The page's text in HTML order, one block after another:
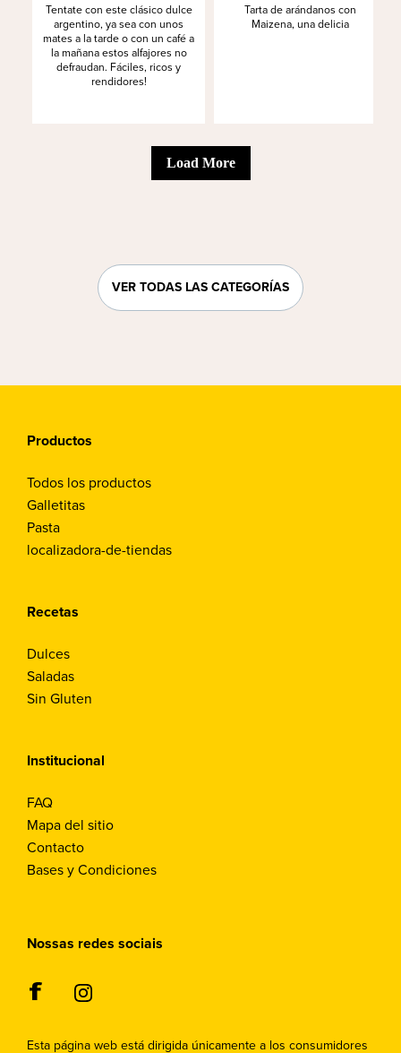
Tentate con este clásico dulce
argentino, ya sea con unos
mates a la tarde o con un café a
la mañana estos alfajores no
defraudan. Fáciles, ricos y
rendidores!
Tarta de arándanos con
Maizena, una delicia
Load More
VER TODAS LAS CATEGORÍAS
Productos
Todos los productos
Galletitas
Pasta
localizadora-de-tiendas
Recetas
Dulces
Saladas
Sin Gluten
Institucional
FAQ
Mapa del sitio
Contacto
Bases y Condiciones
Nossas redes sociais
Esta página web está dirigida únicamente a los consumidores